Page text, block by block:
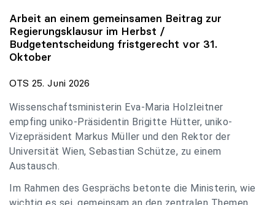
Arbeit an einem gemeinsamen Beitrag zur
Regierungsklausur im Herbst /
Budgetentscheidung fristgerecht vor 31.
Oktober
OTS 25. Juni 2026
Wissenschaftsministerin Eva-Maria Holzleitner
empfing uniko-Präsidentin Brigitte Hütter, uniko-
Vizepräsident Markus Müller und den Rektor der
Universität Wien, Sebastian Schütze, zu einem
Austausch.
Im Rahmen des Gesprächs betonte die Ministerin, wie